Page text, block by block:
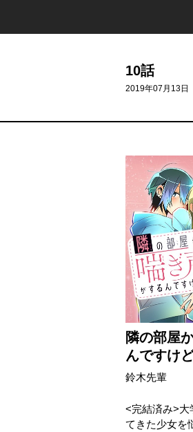
10話
2019年07月13日
隣の部屋
んですけ
鈴木先輩
<完結済み>大
てきた少女を